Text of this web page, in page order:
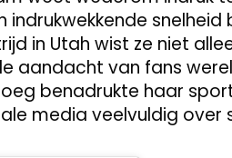
snelheid
in Utah wist ze niet
aandacht van fans
benadrukte haar
media veelvuldig over